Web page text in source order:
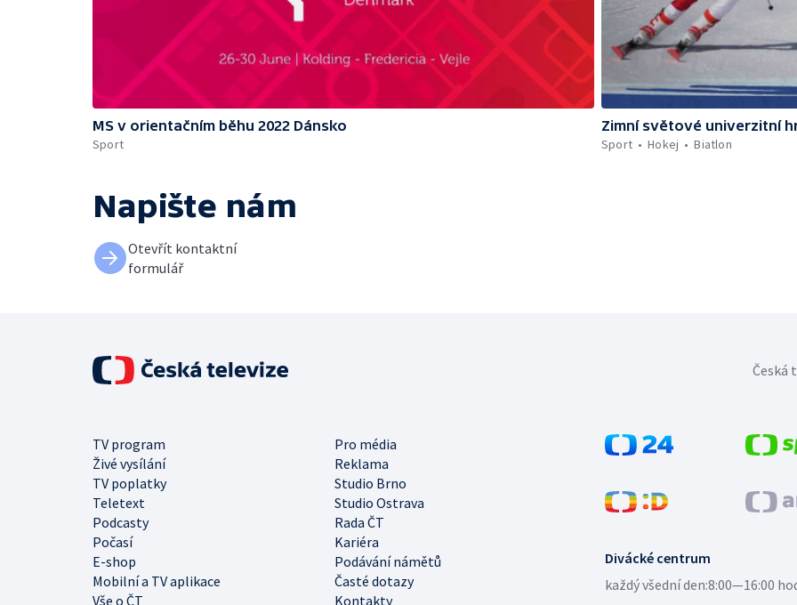
MS v orientačním běhu 2022 Dánsko
Sport
Zimní světové univerzitní
Sport
Hokej Biatlon
Napište nám
Otevřít kontaktní
formulář
Divácké centrum
každý všední den:8:00—16:00
TV program
Pro média
Živé vysílání
Reklama
TV poplatky
Studio Brno
Teletext
Studio Ostrava
Podcasty
Rada ČT
Počasí
Kariéra
E-shop
Podávání námětů
Mobilní a TV aplikace
Časté dotazy
Vše o ČT
Kontakty
Česká